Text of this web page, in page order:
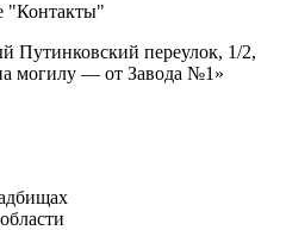
"Контакты"
Путинковский переулок, 1/2,
могилу — от Завода №1»